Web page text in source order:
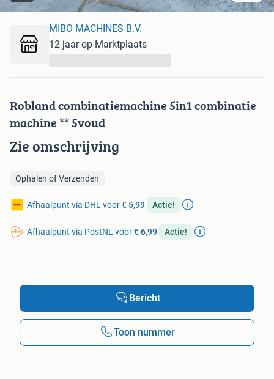
Robland combinatiemachine 5in1 combinatie
machine ** 5voud
Zie omschrijving
Ophalen of Verzenden
Afhaalpunt via DHL voor€ 5,99 Actie!
Afhaalpunt via PostNL voor€ 6,99 Actie!
MIBO MACHINES B.V.
12 jaar op Marktplaats
Bericht
Toon nummer